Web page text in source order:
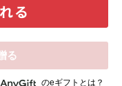
る
フトで贈るのeギフトとは？